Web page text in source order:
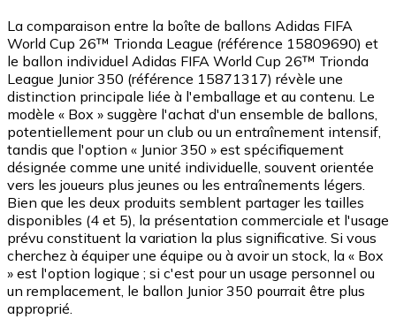
La comparaison entre la boîte de ballons Adidas FIFA
World Cup 26™ Trionda League (référence 15809690) et
le ballon individuel Adidas FIFA World Cup 26™ Trionda
League Junior 350 (référence 15871317) révèle une
distinction principale liée à l'emballage et au contenu. Le
modèle « Box » suggère l'achat d'un ensemble de ballons,
potentiellement pour un club ou un entraînement intensif,
tandis que l'option « Junior 350 » est spécifiquement
désignée comme une unité individuelle, souvent orientée
vers les joueurs plus jeunes ou les entraînements légers.
Bien que les deux produits semblent partager les tailles
disponibles (4 et 5), la présentation commerciale et l'usage
prévu constituent la variation la plus significative. Si vous
cherchez à équiper une équipe ou à avoir un stock, la « Box
» est l'option logique ; si c'est pour un usage personnel ou
un remplacement, le ballon Junior 350 pourrait être plus
approprié.